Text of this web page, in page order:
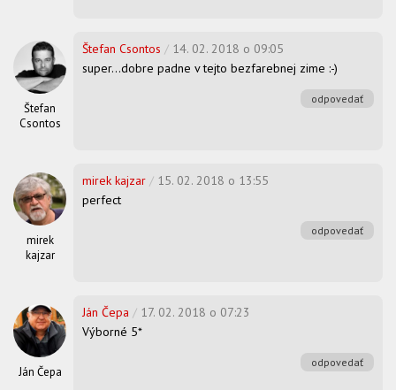
Štefan
Csontos
Štefan Csontos / 14. 02. 2018 o 09:05
super...dobre padne v tejto bezfarebnej zime :-)
odpovedať
mirek
kajzar
mirek kajzar / 15. 02. 2018 o 13:55
perfect
odpovedať
Ján Čepa
Ján Čepa / 17. 02. 2018 o 07:23
Výborné 5*
odpovedať